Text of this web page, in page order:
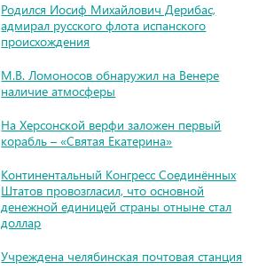
Родился Иосиф Михайлович Дерибас,
адмирал русского флота испанского
происхождения
М.В. Ломоносов обнаружил на Венере
наличие атмосферы
На Херсонской верфи заложен первый
корабль – «Святая Екатерина»
Континентальный Конгресс Соединённых
Штатов провозгласил, что основной
денежной единицей страны отныне стал
доллар
Учреждена челябинская почтовая станция